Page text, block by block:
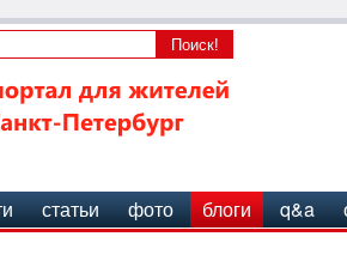
статьи фото блоги q&a